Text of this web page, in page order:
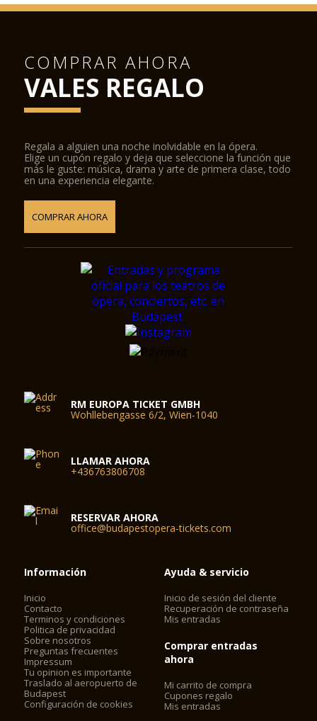
COMPRAR AHORA
VALES REGALO
Regala a alguien una noche inolvidable en la ópera.
Elige un cupón regalo y deja que seleccione la función que
más le guste: música, drama y arte de primera clase, todo
en una experiencia elegante.
COMPRAR AHORA
RM EUROPA TICKET GMBH
Wohllebengasse 6/2, Wien-1040
LLAMAR AHORA
+436763806708
RESERVAR AHORA
office@budapestopera-tickets.com
Información
Inicio
Contacto
Terminos y condiciones
Politica de privacidad
Sobre nosotros
Preguntas frecuentes
Impressum
Tu opinion es importante
Traslado al aeropuerto de
Budapest
Configuración de cookies
Ayuda & servicio
Inicio de sesión del cliente
Recuperación de contraseña
Mis entradas
Comprar entradas
ahora
Mi carrito de compra
Cupones regalo
Mis entradas